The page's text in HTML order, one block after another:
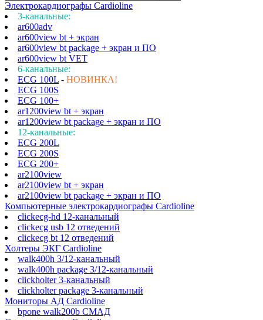
Электрокардиографы Cardioline
3-канальные:
ar600adv
ar600view bt + экран
ar600view bt package + экран и ПО
ar600view bt VET
6-канальные:
ECG 100L - НОВИНКА!
ECG 100S
ECG 100+
ar1200view bt + экран
ar1200view bt package + экран и ПО
12-канальные:
ECG 200L
ECG 200S
ECG 200+
ar2100view
ar2100view bt + экран
ar2100view bt package + экран и ПО
Компьютерные электрокардиографы Cardioline
clickecg-hd 12-канальный
clickecg usb 12 отведений
clickecg bt 12 отведений
Холтеры ЭКГ Cardioline
walk400h 3/12-канальный
walk400h package 3/12-канальный
clickholter 3-канальный
clickholter package 3-канальный
Мониторы АД Cardioline
bpone walk200b СМАД